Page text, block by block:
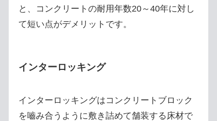
と、コンクリートの耐用年数20～40年に対し
て短い点がデメリットです。
インターロッキング
インターロッキングはコンクリートブロック
を嚙み合うように敷き詰めて舗装する床材で